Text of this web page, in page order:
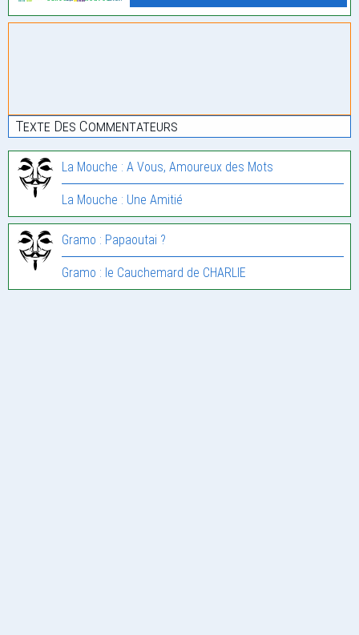
Texte Des Commentateurs
La Mouche : A Vous, Amoureux des Mots
La Mouche : Une Amitié
Gramo : Papaoutai ?
Gramo : le Cauchemard de CHARLIE